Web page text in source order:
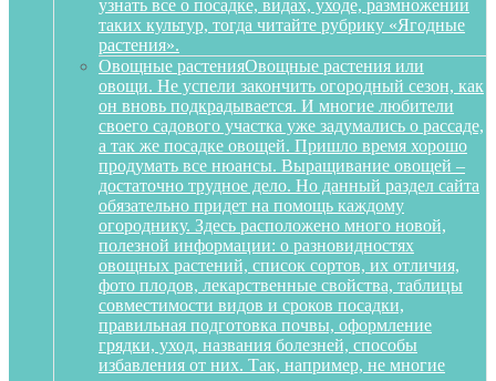
узнать все о посадке, видах, уходе, размножении
таких культур, тогда читайте рубрику «Ягодные
растения».
Овощные растенияОвощные растения или
овощи. Не успели закончить огородный сезон, как
он вновь подкрадывается. И многие любители
своего садового участка уже задумались о рассаде,
а так же посадке овощей. Пришло время хорошо
продумать все нюансы. Выращивание овощей –
достаточно трудное дело. Но данный раздел сайта
обязательно придет на помощь каждому
огороднику. Здесь расположено много новой,
полезной информации: о разновидностях
овощных растений, список сортов, их отличия,
фото плодов, лекарственные свойства, таблицы
совместимости видов и сроков посадки,
правильная подготовка почвы, оформление
грядки, уход, названия болезней, способы
избавления от них. Так, например, не многие